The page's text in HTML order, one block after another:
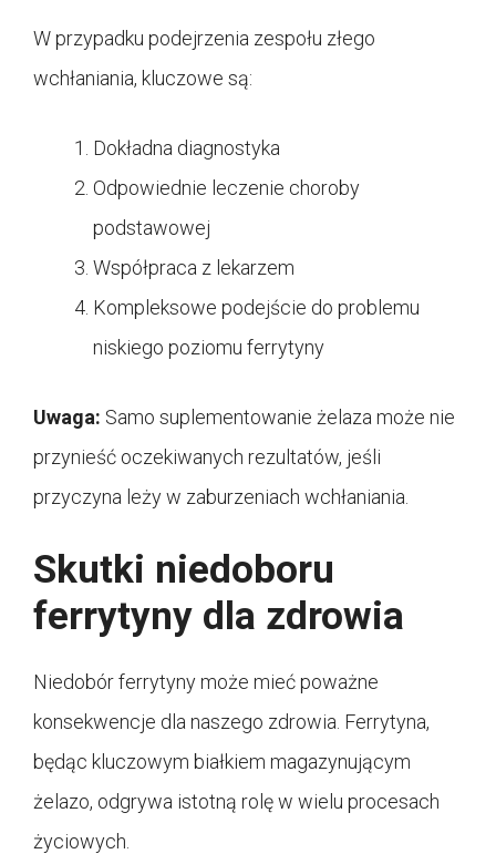
W przypadku podejrzenia zespołu złego
wchłaniania, kluczowe są:
Dokładna diagnostyka
Odpowiednie leczenie choroby
podstawowej
Współpraca z lekarzem
Kompleksowe podejście do problemu
niskiego poziomu ferrytyny
Uwaga: Samo suplementowanie żelaza może nie
przynieść oczekiwanych rezultatów, jeśli
przyczyna leży w zaburzeniach wchłaniania.
Skutki niedoboru
ferrytyny dla zdrowia
Niedobór ferrytyny może mieć poważne
konsekwencje dla naszego zdrowia. Ferrytyna,
będąc kluczowym białkiem magazynującym
żelazo, odgrywa istotną rolę w wielu procesach
życiowych.